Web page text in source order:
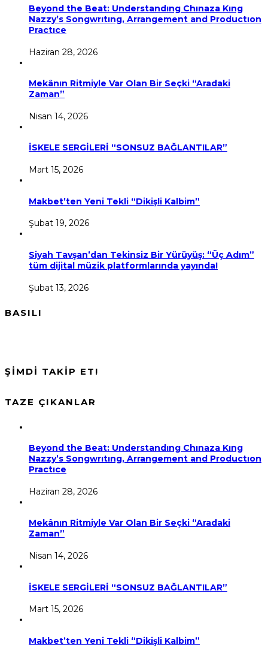
Beyond the Beat: Understandıng Chınaza Kıng
Nazzy’s Songwrıtıng, Arrangement and Productıon
Practıce
Haziran 28, 2026
Mekânın Ritmiyle Var Olan Bir Seçki “Aradaki
Zaman”
Nisan 14, 2026
İSKELE SERGİLERİ “SONSUZ BAĞLANTILAR”
Mart 15, 2026
Makbet’ten Yeni Tekli “Dikişli Kalbim”
Şubat 19, 2026
Siyah Tavşan’dan Tekinsiz Bir Yürüyüş: “Üç Adım”
tüm dijital müzik platformlarında yayında!
Şubat 13, 2026
BASILI
ŞİMDİ TAKİP ET!
TAZE ÇIKANLAR
Beyond the Beat: Understandıng Chınaza Kıng
Nazzy’s Songwrıtıng, Arrangement and Productıon
Practıce
Haziran 28, 2026
Mekânın Ritmiyle Var Olan Bir Seçki “Aradaki
Zaman”
Nisan 14, 2026
İSKELE SERGİLERİ “SONSUZ BAĞLANTILAR”
Mart 15, 2026
Makbet’ten Yeni Tekli “Dikişli Kalbim”